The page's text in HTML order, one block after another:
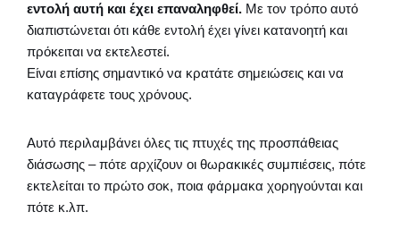
εντολή αυτή και έχει επαναληφθεί. Με τον τρόπο αυτό
διαπιστώνεται ότι κάθε εντολή έχει γίνει κατανοητή και
πρόκειται να εκτελεστεί.
Είναι επίσης σημαντικό να κρατάτε σημειώσεις και να
καταγράφετε τους χρόνους.
Αυτό περιλαμβάνει όλες τις πτυχές της προσπάθειας
διάσωσης – πότε αρχίζουν οι θωρακικές συμπιέσεις, πότε
εκτελείται το πρώτο σοκ, ποια φάρμακα χορηγούνται και
πότε κ.λπ.